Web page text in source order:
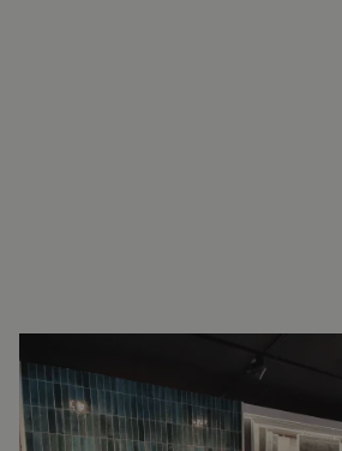
INTERESSE? NEEM VOOR
CONTACT OP.